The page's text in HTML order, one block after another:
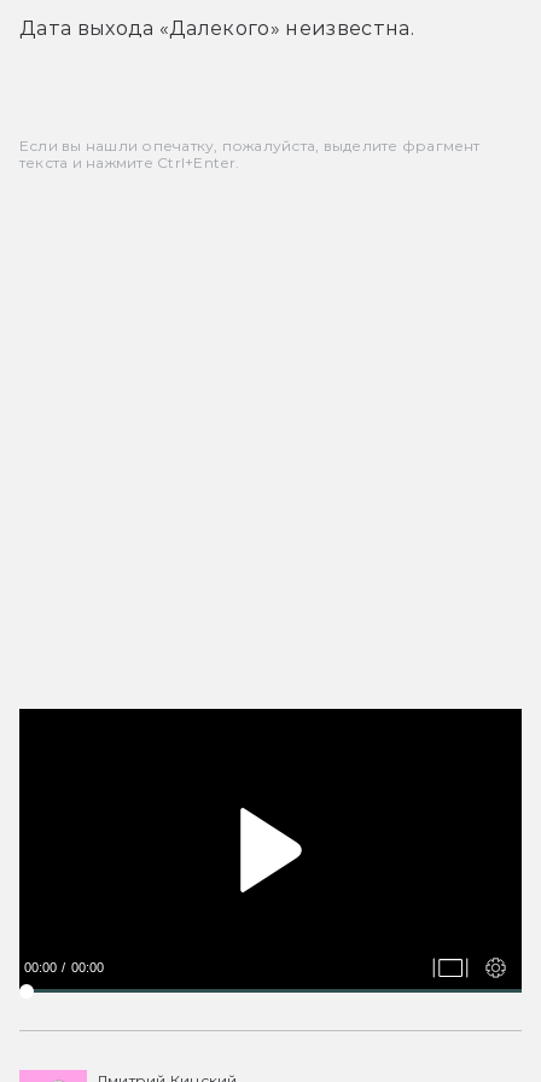
Дата выхода «Далекого» неизвестна.
Если вы нашли опечатку, пожалуйста, выделите фрагмент
текста и нажмите Ctrl+Enter.
00:00 00:00